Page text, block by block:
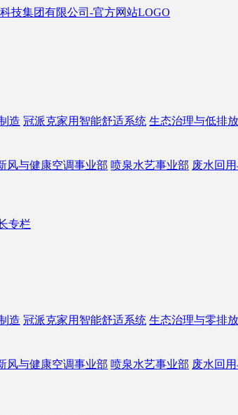
造 冠派克家用智能舒适系统 生态治理与低排
风与健康空调事业部 喷泉水艺事业部 废水回
专栏
造 冠派克家用智能舒适系统 生态治理与零排
风与健康空调事业部 喷泉水艺事业部 废水回